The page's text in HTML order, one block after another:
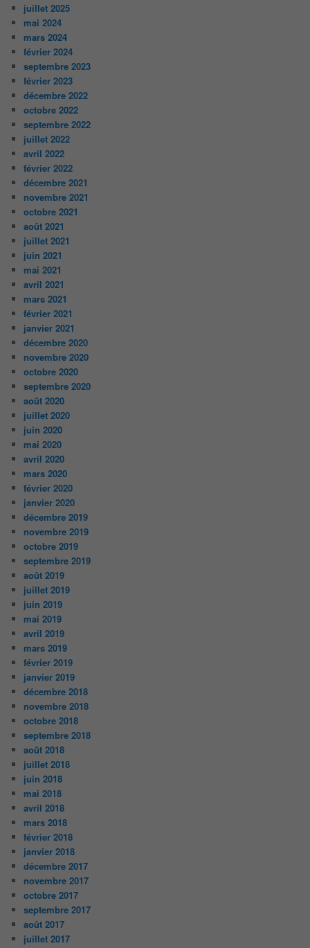
juillet 2025
mai 2024
mars 2024
février 2024
septembre 2023
février 2023
décembre 2022
octobre 2022
septembre 2022
juillet 2022
avril 2022
février 2022
décembre 2021
novembre 2021
octobre 2021
août 2021
juillet 2021
juin 2021
mai 2021
avril 2021
mars 2021
février 2021
janvier 2021
décembre 2020
novembre 2020
octobre 2020
septembre 2020
août 2020
juillet 2020
juin 2020
mai 2020
avril 2020
mars 2020
février 2020
janvier 2020
décembre 2019
novembre 2019
octobre 2019
septembre 2019
août 2019
juillet 2019
juin 2019
mai 2019
avril 2019
mars 2019
février 2019
janvier 2019
décembre 2018
novembre 2018
octobre 2018
septembre 2018
août 2018
juillet 2018
juin 2018
mai 2018
avril 2018
mars 2018
février 2018
janvier 2018
décembre 2017
novembre 2017
octobre 2017
septembre 2017
août 2017
juillet 2017